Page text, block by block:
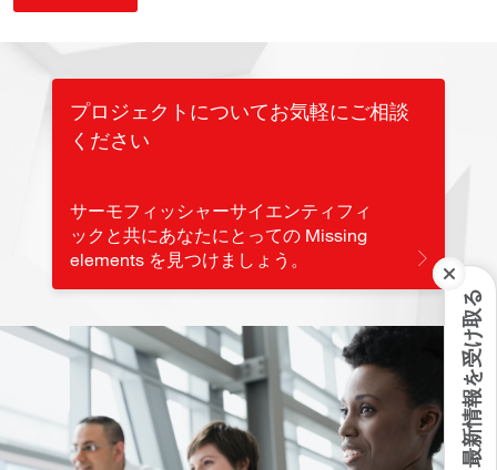
最新情報を受け取る
プロジェクトについてお気軽にご相談
ください
サーモフィッシャーサイエンティフィ
ックと共にあなたにとっての Missing
elements を見つけましょう。